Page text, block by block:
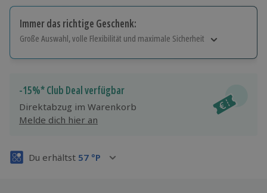
Immer das richtige Geschenk:
Große Auswahl, volle Flexibilität und maximale Sicherheit
Jeder Gutschein für alle Erlebnisse einlösbar.
Maximale Sicherheit
3 Jahre gültig & verlängerbar.
-15%* Club Deal verfügbar
Direktabzug im Warenkorb
Melde dich hier an
Du erhältst 57 °P